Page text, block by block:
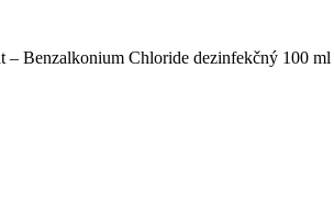
– Benzalkonium Chloride dezinfekčný 100 ml